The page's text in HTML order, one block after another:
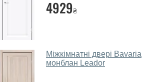
4929₴
Міжкімнатні двері Bavaria
монблан Leador